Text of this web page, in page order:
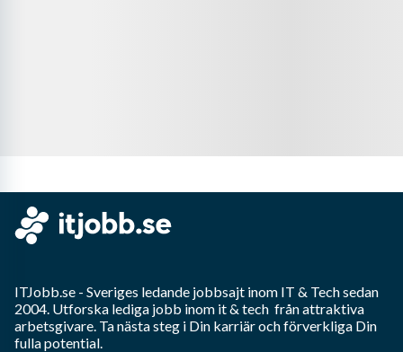
ITJobb.se - Sveriges ledande jobbsajt inom IT & Techsedan
2004. Utforska lediga jobb inom it & tech från attraktiva
arbetsgivare. Ta nästa steg i Din karriär och förverkliga Din
fulla potential.